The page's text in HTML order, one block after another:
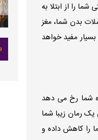
را از ابتلا به
بدن شما، مغز
مفید خواهد
شما رخ می دهد
رمان زیبا شما
را کاهش داده و